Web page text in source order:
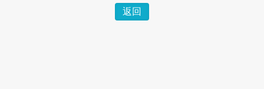
返回